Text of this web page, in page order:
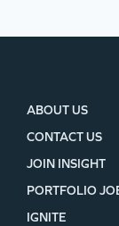
ABOUT US
CONTACT US
JOIN INSIGHT
PORTFOLIO
IGNITE